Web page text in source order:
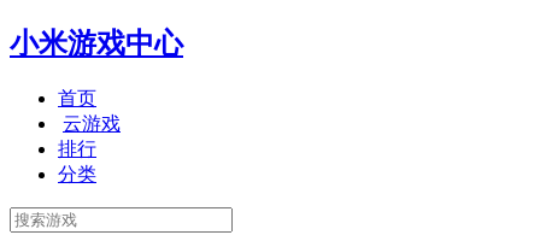
小米游戏中心
首页
云游戏
排行
分类